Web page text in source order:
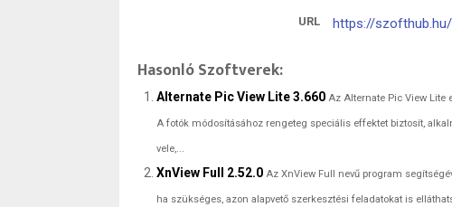
URL https://
Hasonló Szoftverek:
Alternate Pic View Lite 3.660 Az Alternate Pic View Lite
A fotók módosításához rengeteg speciális effektet biztosít,
vele,...
XnView Full 2.52.0 Az XnView Full nevű program
ha szükséges, azon alapvető szerkesztési feladatokat is